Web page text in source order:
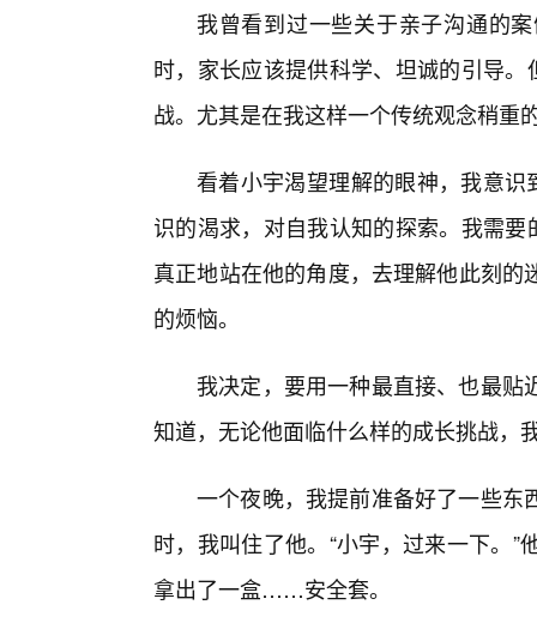
我曾看到过一些关于亲子沟通的
时，家长应该提供科学、坦诚的引导
战。尤其是在我这样一个传统观念稍重
看着小宇渴望理解的眼神，我意识
识的渴求，对自我认知的探索。我需
真正地站在他的角度，去理解他此刻
的烦恼。
我决定，要用一种最直接、也最
知道，无论他面临什么样的成长挑战，
一个夜晚，我提前准备好了一些东
时，我叫住了他。“小宇，过来一下。
拿出了一盒……安全套。